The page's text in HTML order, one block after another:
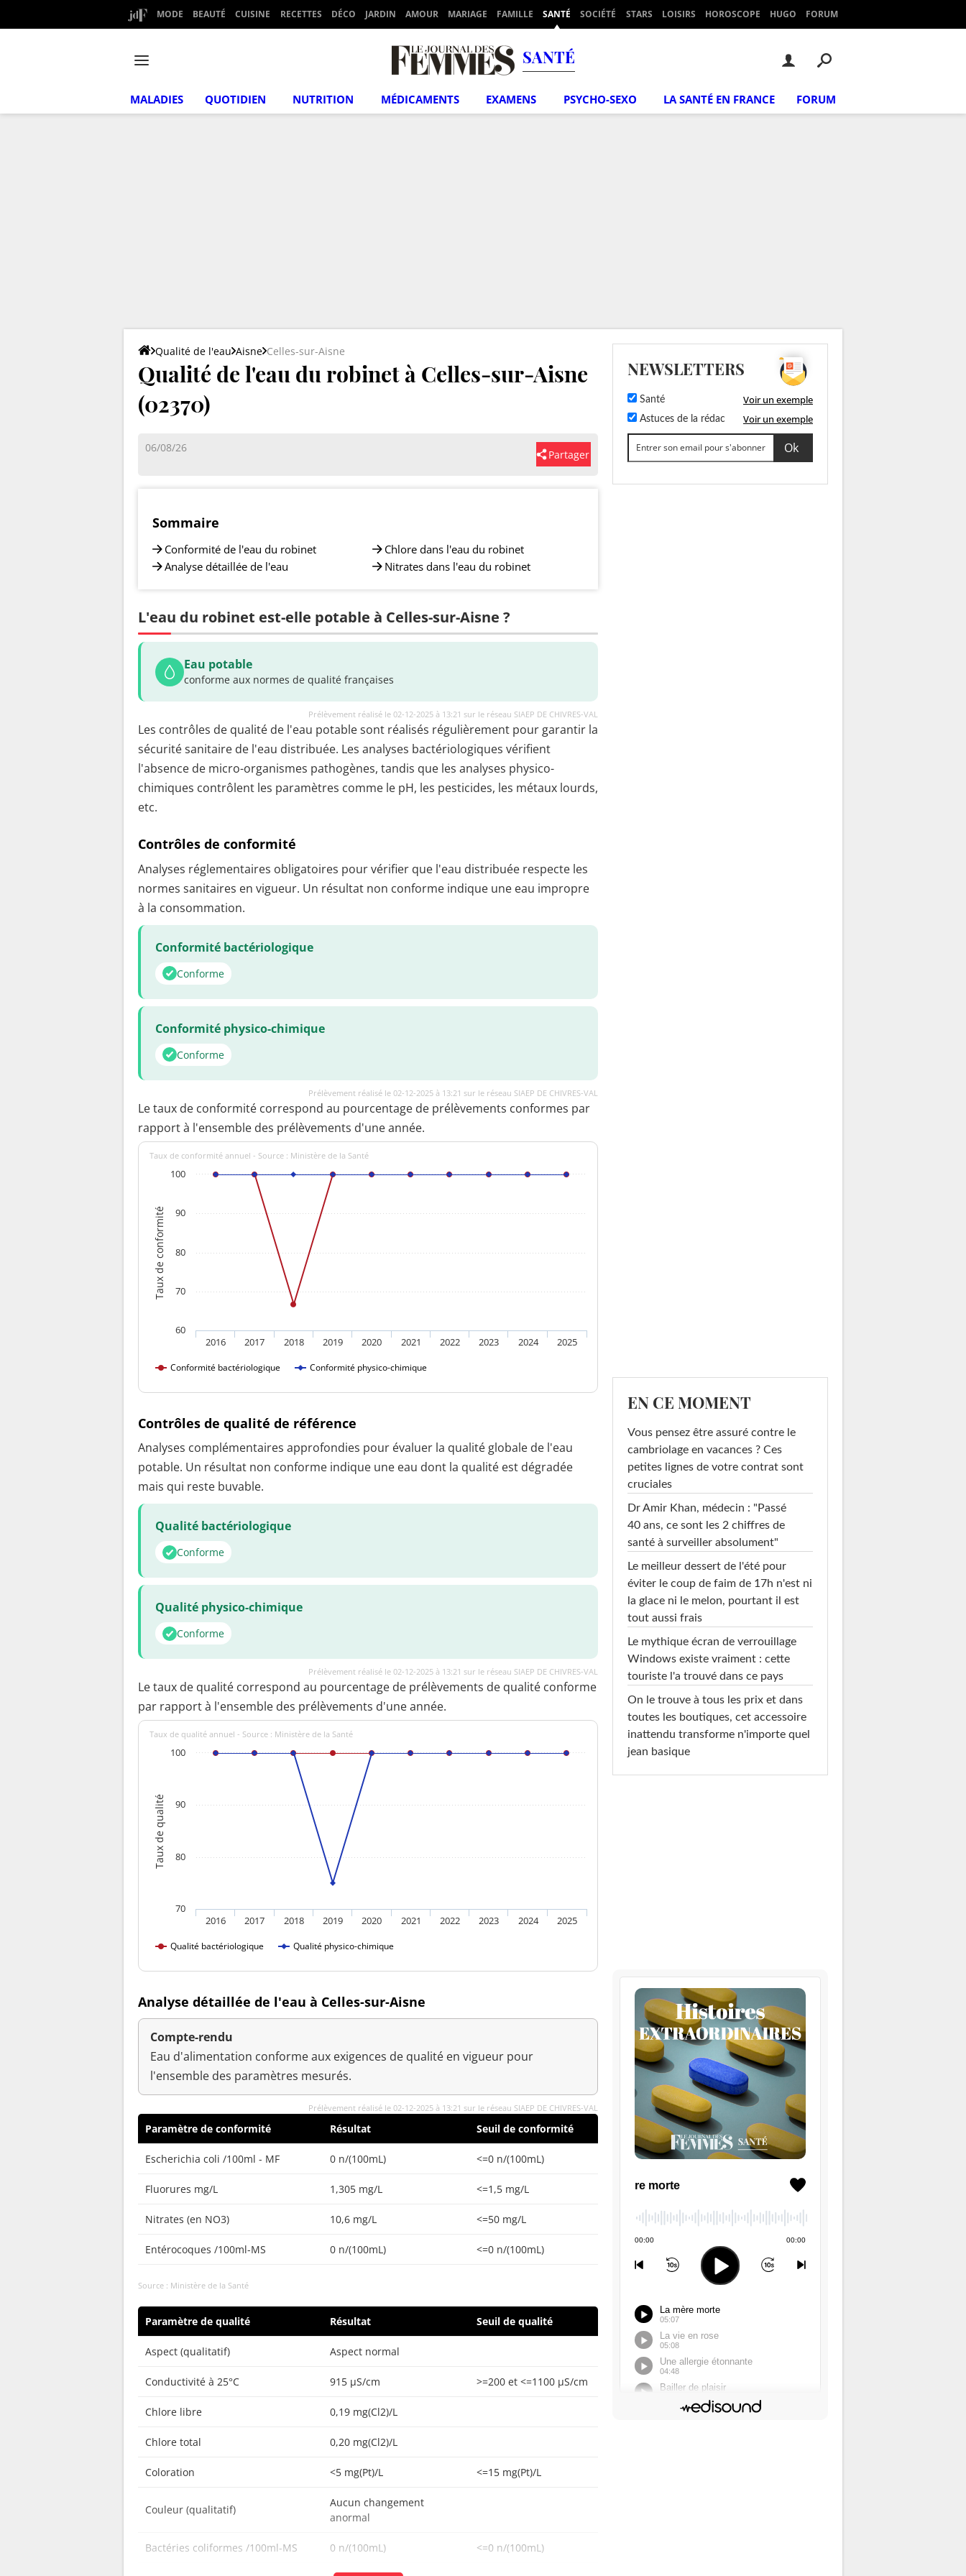
MODE BEAUTÉ CUISINE RECETTES DÉCO JARDIN AMOUR MARIAGE FAMILLE SANTÉ SOCIÉTÉ STARS LOISIRS HOROSCOPE HUGO FORUM
SANTÉ
MALADIES QUOTIDIEN NUTRITION MÉDICAMENTS EXAMENS PSYCHO-SEXO LA SANTÉ EN FRANCE FORUM
Qualité de l'eau Aisne Celles-sur-Aisne
Qualité de l'eau du robinet à Celles-sur-Aisne
(02370)
06/08/26
Partager
Sommaire
Conformité de l'eau du robinet
Analyse détaillée de l'eau
Chlore dans l'eau du robinet
Nitrates dans l'eau du robinet
L'eau du robinet est-elle potable à Celles-sur-Aisne ?
Eau potable
conforme aux normes de qualité françaises
Prélèvement réalisé le 02-12-2025 à 13:21 sur le réseau SIAEP DE CHIVRES-VAL
Les contrôles de qualité de l'eau potable sont réalisés régulièrement pour garantir la
sécurité sanitaire de l'eau distribuée. Les analyses bactériologiques vérifient
l'absence de micro-organismes pathogènes, tandis que les analyses physico-
chimiques contrôlent les paramètres comme le pH, les pesticides, les métaux lourds,
etc.
Contrôles de conformité
Analyses réglementaires obligatoires pour vérifier que l'eau distribuée respecte les
normes sanitaires en vigueur. Un résultat non conforme indique une eau impropre
à la consommation.
Conformité bactériologique
Conforme
Conformité physico-chimique
Conforme
Prélèvement réalisé le 02-12-2025 à 13:21 sur le réseau SIAEP DE CHIVRES-VAL
Le taux de conformité correspond au pourcentage de prélèvements conformes par
rapport à l'ensemble des prélèvements d'une année.
Taux de conformité
Taux de conformité annuel - Source : Ministère de la Santé
Conformité bactériologique Conformité physico-chimique
2016 2017 2018 2019 2020 2021 2022 2023 2024 2025
60
70
80
90
100
Contrôles de qualité de référence
Analyses complémentaires approfondies pour évaluer la qualité globale de l'eau
potable. Un résultat non conforme indique une eau dont la qualité est dégradée
mais qui reste buvable.
Qualité bactériologique
Conforme
Qualité physico-chimique
Conforme
Prélèvement réalisé le 02-12-2025 à 13:21 sur le réseau SIAEP DE CHIVRES-VAL
Le taux de qualité correspond au pourcentage de prélèvements de qualité conforme
par rapport à l'ensemble des prélèvements d'une année.
Taux de qualité
Taux de qualité annuel - Source : Ministère de la Santé
Qualité bactériologique Qualité physico-chimique
2016 2017 2018 2019 2020 2021 2022 2023 2024 2025
70
80
90
100
Analyse détaillée de l'eau à Celles-sur-Aisne
Compte-rendu
Eau d'alimentation conforme aux exigences de qualité en vigueur pour
l'ensemble des paramètres mesurés.
Prélèvement réalisé le 02-12-2025 à 13:21 sur le réseau SIAEP DE CHIVRES-VAL
Paramètre de conformité Résultat Seuil de conformité
Escherichia coli /100ml - MF 0 n/(100mL) <=0 n/(100mL)
Fluorures mg/L 1,305 mg/L <=1,5 mg/L
Nitrates (en NO3) 10,6 mg/L <=50 mg/L
Entérocoques /100ml-MS 0 n/(100mL) <=0 n/(100mL)
Source : Ministère de la Santé
Paramètre de qualité Résultat Seuil de qualité
Aspect (qualitatif) Aspect normal
Conductivité à 25°C 915 µS/cm >=200 et <=1100 µS/cm
Chlore libre 0,19 mg(Cl2)/L
Chlore total 0,20 mg(Cl2)/L
Coloration <5 mg(Pt)/L <=15 mg(Pt)/L
Couleur (qualitatif)
Aucun changement
anormal
Bactéries coliformes /100ml-MS 0 n/(100mL) <=0 n/(100mL)
NEWSLETTERS
Santé Voir un exemple
Astuces de la rédac Voir un exemple
EN CE MOMENT
Vous pensez être assuré contre le
cambriolage en vacances ? Ces
petites lignes de votre contrat sont
cruciales
Dr Amir Khan, médecin : "Passé
40 ans, ce sont les 2 chiffres de
santé à surveiller absolument"
Le meilleur dessert de l'été pour
éviter le coup de faim de 17h n'est ni
la glace ni le melon, pourtant il est
tout aussi frais
Le mythique écran de verrouillage
Windows existe vraiment : cette
touriste l'a trouvé dans ce pays
On le trouve à tous les prix et dans
toutes les boutiques, cet accessoire
inattendu transforme n'importe quel
jean basique